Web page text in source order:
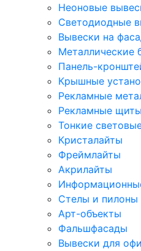
Неоновые
Светодиодные
Вывески на
Металлические
Панель-
Крышные
Рекламные
Рекламные щиты
Тонкие
Кристалайты
Фреймлайты
Акрилайты
Стелы и пилоны
Арт-объекты
Фальшфасады
Вывески для